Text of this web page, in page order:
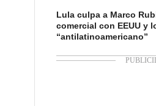
Lula culpa a Marco
comercial con EEUU y
“antilatinoamericano”